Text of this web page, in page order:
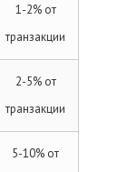
1-2% от
транзакции
2-5% от
транзакции
5-10% от